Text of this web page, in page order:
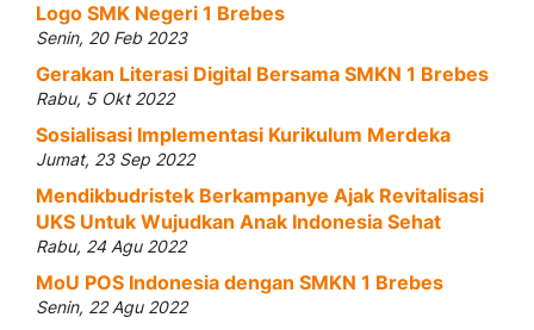
Logo SMK Negeri 1 Brebes
Senin, 20 Feb 2023
Gerakan Literasi Digital Bersama SMKN 1 Brebes
Rabu, 5 Okt 2022
Sosialisasi Implementasi Kurikulum Merdeka
Jumat, 23 Sep 2022
Mendikbudristek Berkampanye Ajak Revitalisasi
UKS Untuk Wujudkan Anak Indonesia Sehat
Rabu, 24 Agu 2022
MoU POS Indonesia dengan SMKN 1 Brebes
Senin, 22 Agu 2022